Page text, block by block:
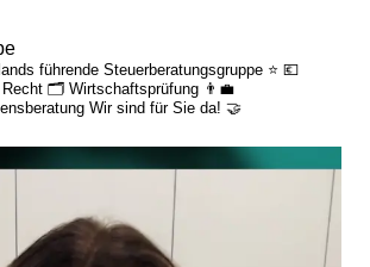
Mitarbeiterrabatte
führende Steuerberatungsgruppe ⭐ 💶
🗂️ Wirtschaftsprüfung 👨‍💼
Wir sind für Sie da! 🤝